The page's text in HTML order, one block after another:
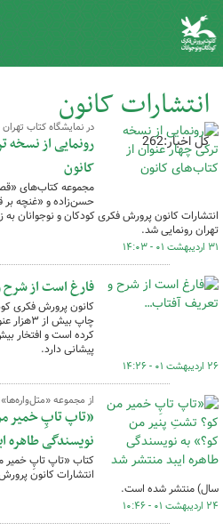
انتشارات کانون
کل اخبار:262
در نمایشگاه کتاب
رونمایی از نسخه
کانون
مجموعه کتاب‌های
حسن‌زاده و «غنچه بر
انتشارات کانون پرورش فکری کودکان و نوجوانان به
تهران رونمایی شد.
۳۱ اردیبهشت ۰۱ - ۱۴:۰۳
فارغ است از
کانون پرورش فکری
چاپ بیش
پیشانی دارد.
۲۶ اردیبهشت ۰۱ - ۱۴:۲۶
از مجموعه
«تاپ تاپِ خمیر
نویسندگی طاهره
کتاب «تاپ تاپِ
سال) منتشر شده است.
۲۴ اردیبهشت ۰۱ - ۱۰:۴۶